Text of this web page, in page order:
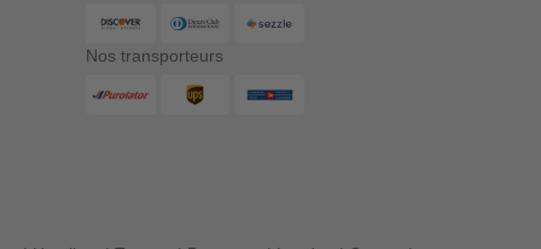
Nos transporteurs